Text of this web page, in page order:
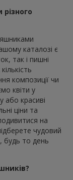
каталозі є
так і пишні
композиції чи
квіти у
або красиві
ціни та
на
чудовий
будь то день